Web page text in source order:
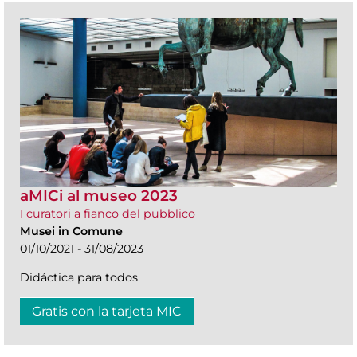
aMICi al museo 2023
I curatori a fianco del pubblico
Musei in Comune
01/10/2021 - 31/08/2023
Didáctica para todos
Gratis con la tarjeta MIC